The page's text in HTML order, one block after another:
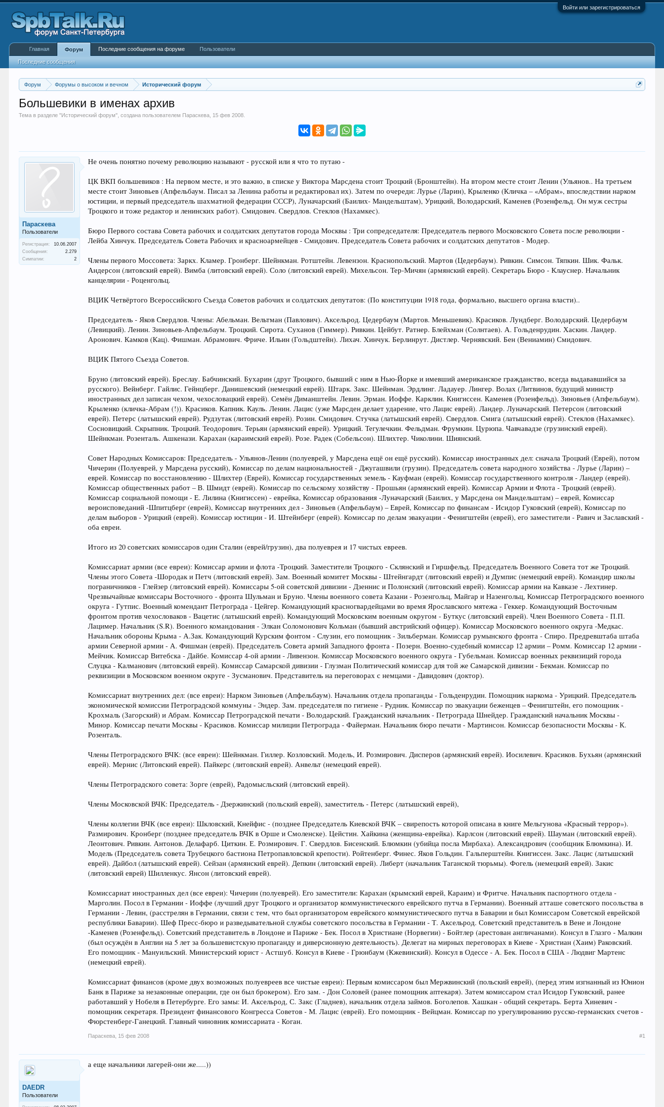
Войти или зарегистрироваться
Форум Форумы о высоком и вечном Исторический форум
Большевики в именах архив
Тема в разделе "Исторический форум", создана пользователем Параскева 15 фев 2008
Параскева
Пользователи
Регистрация:
10.06.2007
Сообщения:
2.279
Симпатии:
2
Не очень понятно почему революцию называют - русской или я что то путаю -
ЦК ВКП большевиков : На первом месте, и это важно, в списке у Виктора Марсдена стоит Троцкий (Бронштейн). На втором месте стоит Ленин (Ульянов.. На третьем
месте стоит Зиновьев (Апфельбаум. Писал за Ленина работы и редактировал их). Затем по очереди: Лурье (Ларин), Крыленко (Кличка – «Абрам», впоследствии нарком
юстиции, и первый председатель шахматной федерации СССР), Луначарский (Баилих- Мандельштам), Урицкий, Володарский, Каменев (Розенфельд. Он муж сестры
Троцкого и тоже редактор и ленинских работ). Смидович. Свердлов. Стеклов (Нахамкес).
Бюро Первого состава Совета рабочих и солдатских депутатов города Москвы : Три сопредседателя: Председатель первого Московского Совета после революции -
Лейба Хинчук. Председатель Совета Рабочих и красноармейцев - Смидович. Председатель Совета рабочих и солдатских депутатов - Модер.
Члены первого Моссовета: Заркх. Кламер. Гронберг. Шейнкман. Ротштейн. Левензон. Краснопольский. Мартов (Цедербаум). Ривкин. Симсон. Тяпкин. Шик. Фальк.
Андерсон (литовский еврей). Вимба (литовский еврей). Соло (литовский еврей). Михельсон. Тер-Мичян (армянский еврей). Секретарь Бюро - Клауснер. Начальник
канцелярии - Роценгольц.
ВЦИК Четвёртого Всероссийского Съезда Советов рабочих и солдатских депутатов: (По конституции 1918 года, формально, высшего органа власти)..
Председатель - Яков Свердлов. Члены: Абельман. Вельтман (Павлович). Аксельрод. Цедербаум (Мартов. Меньшевик). Красиков. Лундберг. Володарский. Цедербаум
(Левицкий). Ленин. Зиновьев-Апфельбаум. Троцкий. Сирота. Суханов (Гиммер). Ривкин. Цейбут. Ратнер. Блейхман (Солнтаев). А. Гольденрудин. Хаскин. Ландер.
Аронович. Камков (Кац). Фишман. Абрамович. Фриче. Ильин (Гольдштейн). Лихач. Хинчук. Берлинрут. Дистлер. Чернявский. Бен (Вениамин) Смидович.
ВЦИК Пятого Съезда Советов.
Бруно (литовский еврей). Бреслау. Бабчинский. Бухарин (друг Троцкого, бывший с ним в Нью-Йорке и имевший американское гражданство, всегда выдававшийся за
русского). Вейнберг. Гайлис. Гейнцберг. Данишевский (немецкий еврей). Штарк. Закс. Шейнман. Эрдлинг. Ладауер. Лингер. Волах (Литвинов, будущий министр
иностранных дел записан чехом, чехословацкий еврей). Семён Диманштейн. Левин. Эрман. Иоффе. Карклин. Книгиссен. Каменев (Розенфельд). Зиновьев (Апфельбаум).
Крыленко (кличка-Абрам (!)). Красиков. Капник. Кауль. Ленин. Лацис (уже Марсден делает ударение, что Лацис еврей). Ландер. Луначарский. Петерсон (литовский
еврей). Петерс (латышский еврей). Рудзутак (литовский еврей). Розин. Смидович. Стучка (латышский еврей). Свердлов. Смига (латышский еврей). Стеклов (Нахамкес).
Сосновицкий. Скрыпник. Троцкий. Теодорович. Терьян (армянский еврей). Урицкий. Тегулечкин. Фельдман. Фрумкин. Цурюпа. Чавчавадзе (грузинский еврей).
Шейнкман. Розенталь. Ашкенази. Карахан (караимский еврей). Розе. Радек (Собельсон). Шлихтер. Чиколини. Шиянский.
Совет Народных Комиссаров: Председатель - Ульянов-Ленин (полуеврей, у Марсдена ещё он ещё русский). Комиссар иностранных дел: сначала Троцкий (Еврей), потом
Чичерин (Полуеврей, у Марсдена русский), Комиссар по делам национальностей - Джугашвили (грузин). Председатель совета народного хозяйства - Лурье (Ларин) –
еврей. Комиссар по восстановлению - Шлихтер (Еврей), Комиссар государственных земель - Кауфман (еврей). Комиссар государственного контроля - Ландер (еврей).
Комиссар общественных работ – В. Шмидт (еврей). Комиссар по сельскому хозяйству - Прошьян (армянский еврей). Комиссар Армии и Флота - Троцкий (еврей).
Комиссар социальной помощи - Е. Лилина (Книгиссен) - еврейка, Комиссар образования -Луначарский (Баилих, у Марсдена он Мандельштам) – еврей, Комиссар
вероисповеданий -Шпитцберг (еврей), Комиссар внутренних дел - Зиновьев (Апфельбаум) – Еврей, Комиссар по финансам - Исидор Гуковский (еврей), Комиссар по
делам выборов - Урицкий (еврей). Комиссар юстиции - И. Штейнберг (еврей). Комиссар по делам эвакуации - Фенигштейн (еврей), его заместители - Равич и Заславский -
оба евреи.
Итого из 20 советских комиссаров один Сталин (еврей/грузин), два полуеврея и 17 чистых евреев.
Комиссариат армии (все евреи): Комиссар армии и флота -Троцкий. Заместители Троцкого - Склянский и Гиршфельд. Председатель Военного Совета тот же Троцкий.
Члены этого Совета -Шородак и Петч (литовский еврей). Зам. Военный комитет Москвы - Штейнгардт (литовский еврей) и Думпис (немецкий еврей). Командир школы
пограничников - Глейзер (литовский еврей). Комиссары 5-ой советской дивизии - Дзеннис и Полонский (литовский еврей). Комиссар армии на Кавказе - Лехтинер.
Чрезвычайные комиссары Восточного - фронта Шульман и Бруно. Члены военного совета Казани - Розенгольц, Майгар и Назенгольц, Комиссар Петроградского военного
округа - Гутпис. Военный комендант Петрограда - Цейгер. Командующий красногвардейцами во время Ярославского мятежа - Геккер. Командующий Восточным
фронтом против чехословаков - Вацетис (латышский еврей). Командующий Московским военным округом - Буткус (литовский еврей). Член Военного Совета - П.П.
Лацимер. Начальник (S.R). Военного командования - Элкан Соломонович Кольман (бывший австрийский офицер). Комиссар Московского военного округа -Медкас.
Начальник обороны Крыма - А.Зак. Командующий Курским фонтом - Слузин, его помощник - Зильберман. Комиссар румынского фронта - Спиро. Предревштаба штаба
армии Северной армии - А. Фишман (еврей). Председатель Совета армий Западного фронта - Позерн. Военно-судебный комиссар 12 армии – Ромм. Комиссар 12 армии -
Мейчик. Комиссар Витебска - Дайбе. Комиссар 4-ой армии - Ливензон. Комиссар Московского военного округа - Губельман. Комиссар военных реквизиций города
Слуцка - Калманович (литовский еврей). Комиссар Самарской дивизии - Глузман Политический комиссар для той же Самарской дивизии - Бекман. Комиссар по
реквизиции в Московском военном округе - Зусманович. Представитель на переговорах с немцами - Давидович (доктор).
Комиссариат внутренних дел: (все евреи): Нарком Зиновьев (Апфельбаум). Начальник отдела пропаганды - Гольденрудин. Помощник наркома - Урицкий. Председатель
экономической комиссии Петроградской коммуны - Эндер. Зам. председателя по гигиене - Рудник. Комиссар по эвакуации беженцев – Фенигштейн, его помощник -
Крохмаль (Загорский) и Абрам. Комиссар Петроградской печати - Володарский. Гражданский начальник - Петрограда Шнейдер. Гражданский начальник Москвы -
Минор. Комиссар печати Москвы - Красиков. Комиссар милиции Петрограда - Файерман. Начальник бюро печати - Мартинсон. Комиссар безопасности Москвы - К.
Розенталь.
Члены Петроградского ВЧК: (все евреи): Шейнкман. Гиллер. Козловский. Модель, И. Розмирович. Дисперов (армянский еврей). Иосилевич. Красиков. Бухьян (армянский
еврей). Мернис (Литовский еврей). Пайкерс (литовский еврей). Анвельт (немецкий еврей).
Члены Петроградского совета: Зорге (еврей), Радомысльский (литовский еврей).
Члены Московской ВЧК: Председатель - Дзержинский (польский еврей), заместитель - Петерс (латышский еврей),
Члены коллегии ВЧК (все евреи): Шкловский, Кнейфис - (позднее Председатель Киевской ВЧК – свирепость которой описана в книге Мельгунова «Красный террор»).
Размирович. Кронберг (позднее председатель ВЧК в Орше и Смоленске). Цейстин. Хайкина (женщина-еврейка). Карлсон (литовский еврей). Шауман (литовский еврей).
Леонтович. Ривкин. Антонов. Делафарб. Циткин. Е. Розмирович. Г. Свердлов. Бисенский. Блюмкин (убийца посла Мирбаха). Александрович (сообщник Блюмкина). И.
Модель (Председатель совета Трубецкого бастиона Петропавловской крепости). Ройтенберг. Финес. Яков Гольдин. Гальперштейн. Книгиссен. Закс. Лацис (латышский
еврей). Дайбол (латышский еврей). Сейзан (армянский еврей). Депкин (литовский еврей). Либерт (начальник Таганской тюрьмы). Фогель (немецкий еврей). Закис
(литовский еврей) Шилленкус. Янсон (литовский еврей).
Комиссариат иностранных дел (все евреи): Чичерин (полуеврей). Его заместители: Карахан (крымский еврей, Караим) и Фритче. Начальник паспортного отдела -
Марголин. Посол в Германии - Иоффе (лучший друг Троцкого и организатор коммунистического еврейского путча в Германии). Военный атташе советского посольства в
Германии - Левин, (расстрелян в Германии, связи с тем, что был организатором еврейского коммунистического путча в Баварии и был Комиссаром Советской еврейской
республики Баварии). Шеф Пресс-бюро и разведывательной службы советского посольства в Германии - Т. Аксельрод. Советский представитель в Вене и Лондоне
-Каменев (Розенфельд). Советский представитель в Лондоне и Париже - Бек. Посол в Христиане (Норвегии) - Бойтлер (арестован англичанами). Консул в Глазго - Малкин
(был осуждён в Англии на 5 лет за большевистскую пропаганду и диверсионную деятельность). Делегат на мирных переговорах в Киеве - Христиан (Хаим) Раковский.
Его помощник - Мануильский. Министерский юрист - Астшуб. Консул в Киеве - Грюнбаум (Кжевинский). Консул в Одессе - А. Бек. Посол в США - Людвиг Мартенс
(немецкий еврей).
Комиссариат финансов (кроме двух возможных полуевреев все чистые евреи): Первым комиссаром был Мержвинский (польский еврей), (перед этим изгнанный из Юнион
Банк в Париже за незаконные операции, где он был брокером). Его зам. - Дон Соловей (ранее помощник аптекаря). Затем комиссаром стал Исидор Гуковский, ранее
работавший у Нобеля в Петербурге. Его замы: И. Аксельрод, С. Закс (Гладнев), начальник отдела займов. Боголепов. Хашкан - общий секретарь. Берта Хиневич -
помощник секретаря. Президент финансового Конгресса Советов - М. Лацис (еврей). Его помощник - Вейцман. Комиссар по урегулированию русско-германских счетов -
Фюрстенберг-Ганецкий. Главный чиновник комиссариата - Коган.
Параскева 15 фев 2008 #1
DAEDR
Пользователи
а еще начальники лагерей-они же.....))
Главная Форум
Последние сообщения
Последние сообщения на форуме Пользователи